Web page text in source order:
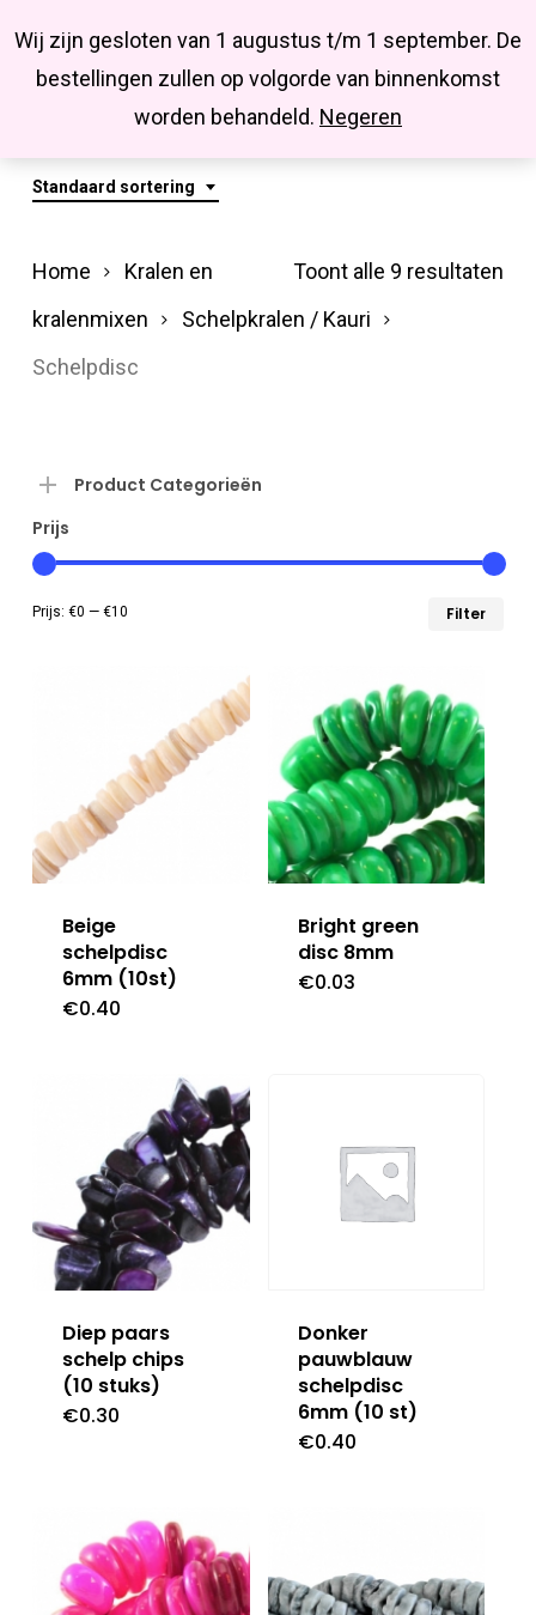
Wij zijn gesloten van 1 augustus t/m 1 september. De
bestellingen zullen op volgorde van binnenkomst
worden behandeld. Negeren
main
Missbluesieraden
searchaccount
Schelpdisc
Standaard sortering
Toont alle 9 resultaten
Home
Kralen en
kralenmixen
Schelpkralen / Kauri
Schelpdisc
Product Categorieën
Prijs
Filter
Prijs: €0 — €10
Beige
schelpdisc
6mm (10st)
€0.40
Bright green
disc 8mm
€0.03
Diep paars
schelp chips
(10 stuks)
€0.30
Donker
pauwblauw
schelpdisc
6mm (10 st)
€0.40
Close